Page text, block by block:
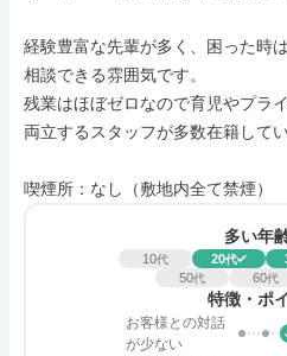
経験豊富な先輩が多く、困った時
相談できる雰囲気です。
残業はほぼゼロなので育児やプラ
両立するスタッフが多数在籍してい
喫煙所：なし（敷地内全て禁煙）
多い年
10代 20代
50代 60代
特徴・ポ
お客様との対話
が少ない